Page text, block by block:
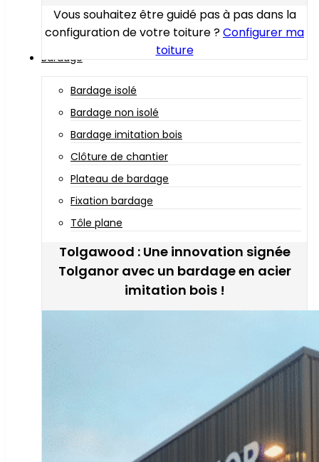
Vous souhaitez être guidé pas à pas dans la
configuration de votre toiture ?Configurer ma
toiture
Bardage
Bardage isolé
Bardage non isolé
Bardage imitation bois
Clôture de chantier
Plateau de bardage
Fixation bardage
Tôle plane
Tolgawood : Une innovation signée
Tolganor avec un bardage en acier
imitation bois !